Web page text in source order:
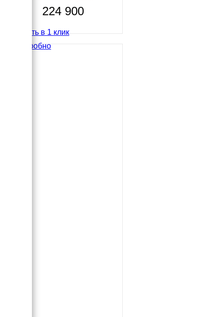
224 900
Купить в 1 клик
Подробно